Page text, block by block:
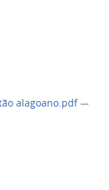
alagoano.pdf—